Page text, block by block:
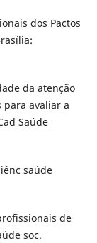
dos Pactos
da atenção
para avaliar a
Saúde
saúde
de
soc.